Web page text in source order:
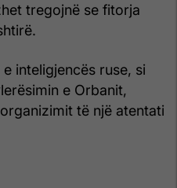
tregojnë se fitorja
inteligjencës ruse, si
e Orbanit,
të një atentati